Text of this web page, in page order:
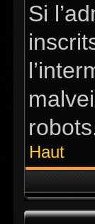
Si
Haut